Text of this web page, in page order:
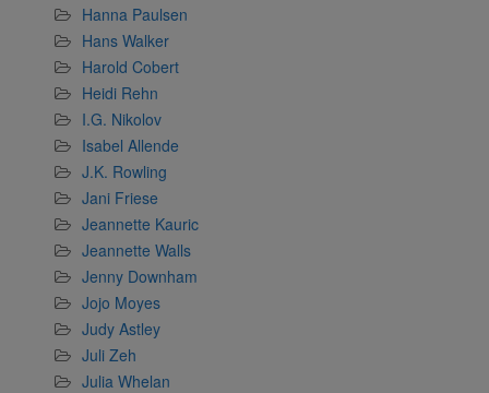
Hanna Paulsen
Hans Walker
Harold Cobert
Heidi Rehn
I.G. Nikolov
Isabel Allende
J.K. Rowling
Jani Friese
Jeannette Kauric
Jeannette Walls
Jenny Downham
Jojo Moyes
Judy Astley
Juli Zeh
Julia Whelan